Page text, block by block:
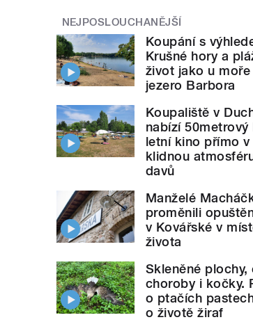
NEJPOSLOUCHANĚJŠÍ
Koupání s
Krušné hory a
život jako u
jezero Barbora
Koupaliště v
nabízí 50metrový
letní kino přímo v
klidnou
davů
Manželé
proměnili
v Kovářské v
života
Skleněné plochy,
choroby i kočky.
o ptačích
o životě žiraf